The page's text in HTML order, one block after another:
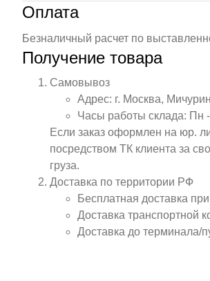
Оплата
Безналичный расчет по
Получение товара
Самовывоз
Адрес: г. Москва,
Часы работы склада: Пн
Если заказ оформлен на юр.
посредством ТК клиента за
груза.
Доставка по территории РФ
Бесплатная доставка
Доставка
Доставка до